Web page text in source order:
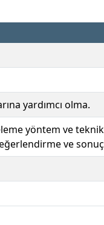
yardımcı olma.
yöntem ve
ve sonuç